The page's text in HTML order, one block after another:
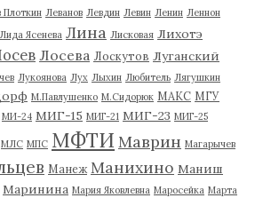
Плоткин Леванов Левдин Левин Ленин Леннон
Лида Ясенева Лина Лисковая Лихотэ
Лосева Лоскутов Луганский
Лукоянова Лух Лыхин Любитель Лягушкин
М.Павлушенко М.Сидорюк МАКС МГУ
МИ-24 МИГ-15 МИГ-21 МИГ-23 МИГ-25
МЛС МПС МФТИ Маврин Магарычев
Манеж Манихино Маниш
Маринина Мария Яковлевна Маросейка Марта